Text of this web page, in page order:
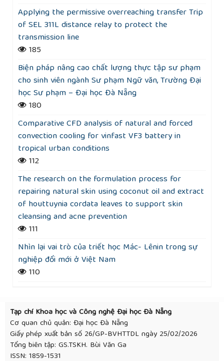
Applying the permissive overreaching transfer Trip
of SEL 311L distance relay to protect the
transmission line
185
Biện pháp nâng cao chất lượng thực tập sư phạm
cho sinh viên ngành Sư phạm Ngữ văn, Trường Đại
học Sư phạm – Đại học Đà Nẵng
180
Comparative CFD analysis of natural and forced
convection cooling for vinfast VF3 battery in
tropical urban conditions
112
The research on the formulation process for
repairing natural skin using coconut oil and extract
of houttuynia cordata leaves to support skin
cleansing and acne prevention
111
Nhìn lại vai trò của triết học Mác- Lênin trong sự
nghiệp đổi mới ở Việt Nam
110
Tạp chí Khoa học và Công nghệ Đại học Đà Nẵng
Cơ quan chủ quản: Đại học Đà Nẵng
Giấy phép xuất bản số 26/GP-BVHTTDL ngày 25/02/2026
Tổng biên tập: GS.TSKH. Bùi Văn Ga
ISSN: 1859-1531